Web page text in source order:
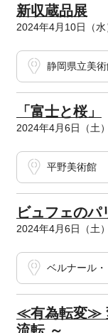
新収蔵品展
2024年4月10日（水
静岡県立美
「富士と桜」
2024年4月6日（土
平野美術館
ビュフェのパ
2024年4月6日（土
ベルナール
≪有為転変≫